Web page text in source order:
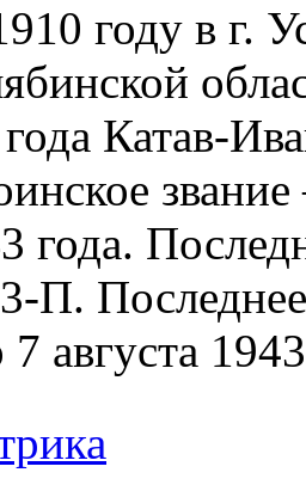
году в г.
Катав-
года.
П.
августа